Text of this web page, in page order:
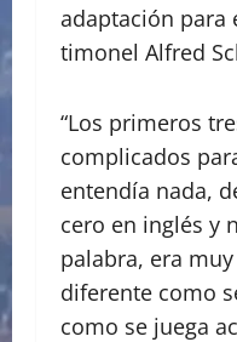
adaptación para
timonel Alfred
“Los primeros
complicados
entendía nada,
cero en inglés y
palabra, era
diferente como
como se juega